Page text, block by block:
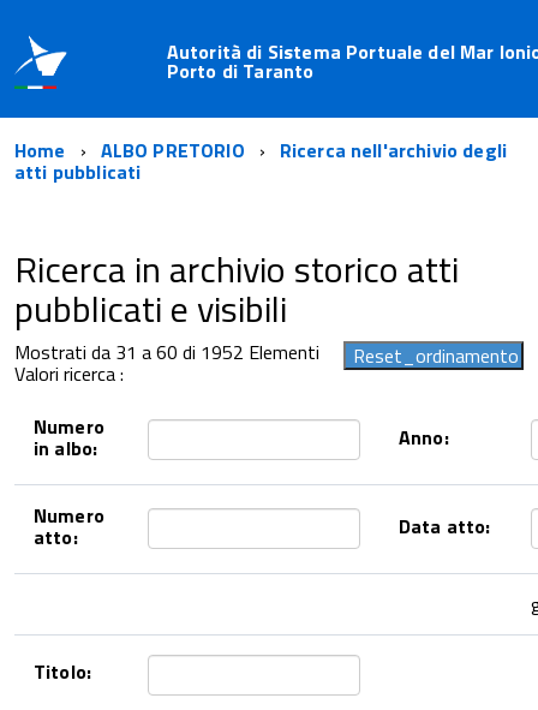
Autorità di Sistema Portuale del Mar
Porto di Taranto
Home ALBO PRETORIO Ricerca nell'archivio degli
atti pubblicati
Ricerca in archivio storico atti
pubblicati e visibili
Mostrati da 31 a 60 di 1952 Elementi
Valori ricerca :
Numero
in albo: Anno:
Numero
atto: Data atto:
Titolo: